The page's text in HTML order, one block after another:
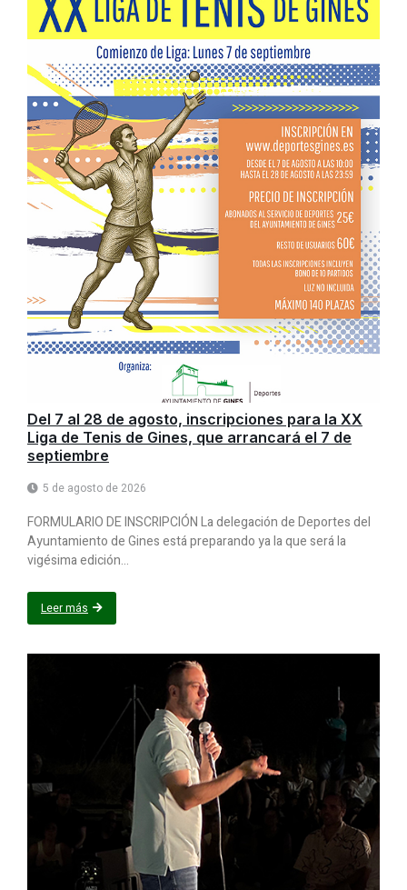
Del 7 al 28 de agosto, inscripciones para la XX
Liga de Tenis de Gines, que arrancará el 7 de
septiembre
5 de agosto de 2026
FORMULARIO DE INSCRIPCIÓN La delegación de Deportes del
Ayuntamiento de Gines está preparando ya la que será la
vigésima edición...
Leer más